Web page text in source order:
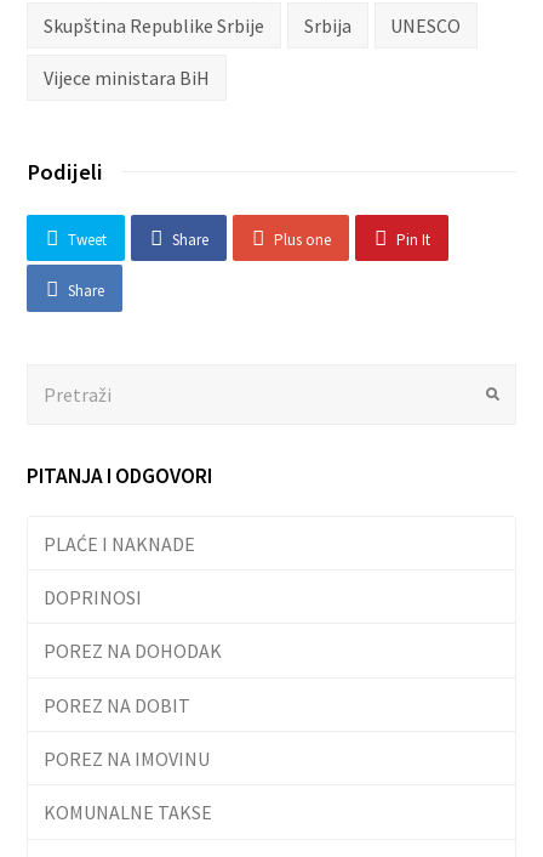
Skupština Republike Srbije Srbija UNESCO
Vijece ministara BiH
Podijeli
Tweet Share Plus one Pin It
Share
Submit
PITANJA I ODGOVORI
PLAĆE I NAKNADE
DOPRINOSI
POREZ NA DOHODAK
POREZ NA DOBIT
POREZ NA IMOVINU
KOMUNALNE TAKSE